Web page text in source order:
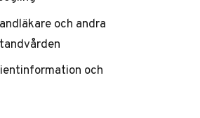
och andra
och